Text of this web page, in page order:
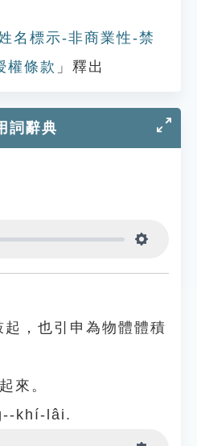
名標示-非商業性-禁
權條款 」釋出
詞辭典
起，也引申為物體體積
來。
khí-lâi.